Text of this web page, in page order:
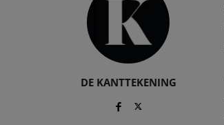
DE KANTTEKENING